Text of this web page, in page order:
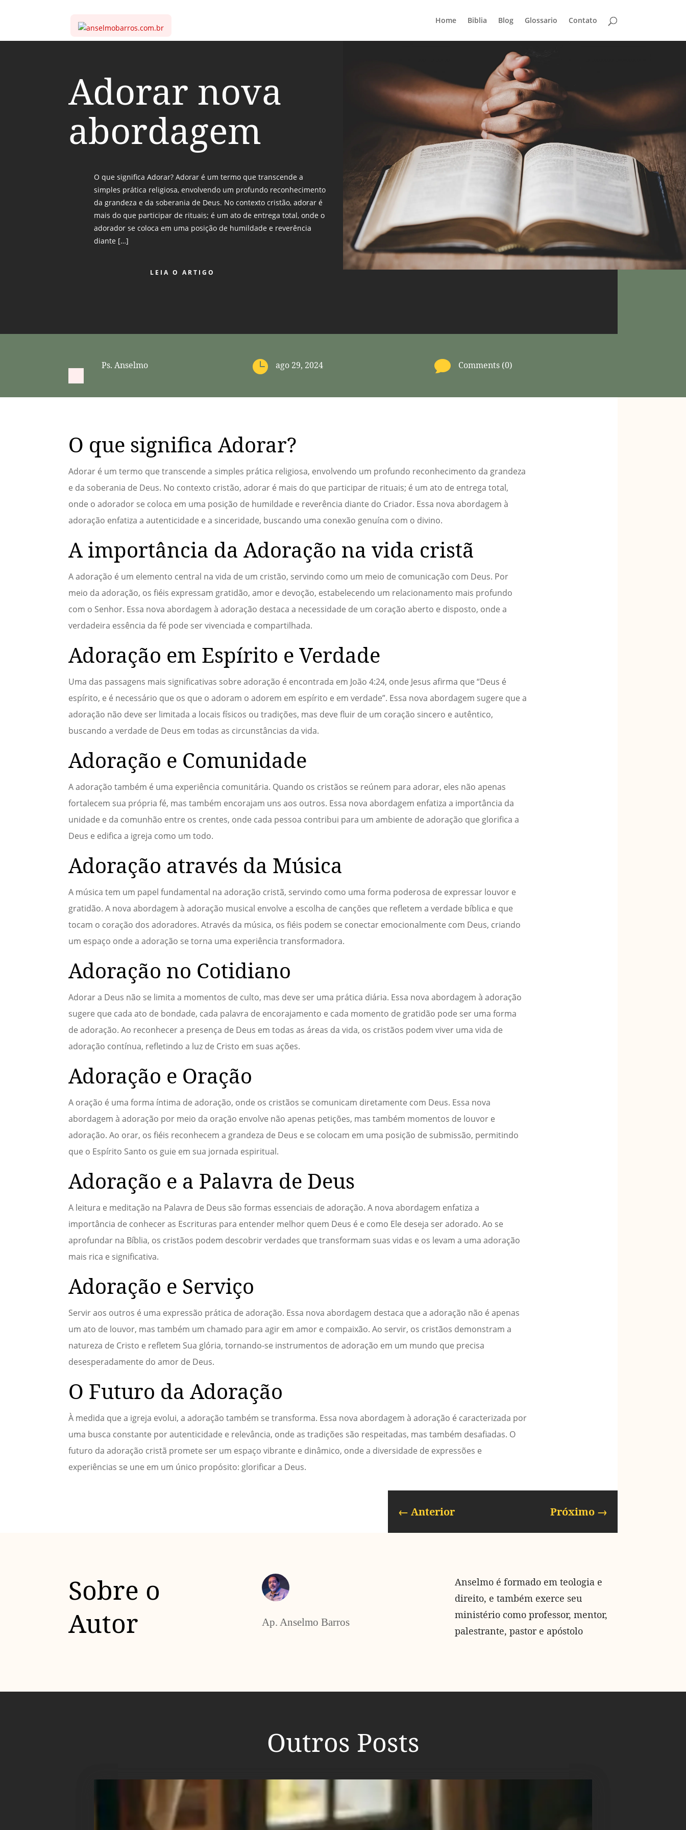
Home Biblia Blog Glossario Contato
Adorar nova
abordagem
O que significa Adorar? Adorar é um termo que transcende a
simples prática religiosa, envolvendo um profundo reconhecimento
da grandeza e da soberania de Deus. No contexto cristão, adorar é
mais do que participar de rituais; é um ato de entrega total, onde o
adorador se coloca em uma posição de humildade e reverência
diante […]
LEIA O ARTIGO
Ps. Anselmo  ago 29, 2024  Comments (0)
O que significa Adorar?
Adorar é um termo que transcende a simples prática religiosa, envolvendo um profundo reconhecimento da grandeza
e da soberania de Deus. No contexto cristão, adorar é mais do que participar de rituais; é um ato de entrega total,
onde o adorador se coloca em uma posição de humildade e reverência diante do Criador. Essa nova abordagem à
adoração enfatiza a autenticidade e a sinceridade, buscando uma conexão genuína com o divino.
A importância da Adoração na vida cristã
A adoração é um elemento central na vida de um cristão, servindo como um meio de comunicação com Deus. Por
meio da adoração, os fiéis expressam gratidão, amor e devoção, estabelecendo um relacionamento mais profundo
com o Senhor. Essa nova abordagem à adoração destaca a necessidade de um coração aberto e disposto, onde a
verdadeira essência da fé pode ser vivenciada e compartilhada.
Adoração em Espírito e Verdade
Uma das passagens mais significativas sobre adoração é encontrada em João 4:24, onde Jesus afirma que “Deus é
espírito, e é necessário que os que o adoram o adorem em espírito e em verdade”. Essa nova abordagem sugere que a
adoração não deve ser limitada a locais físicos ou tradições, mas deve fluir de um coração sincero e autêntico,
buscando a verdade de Deus em todas as circunstâncias da vida.
Adoração e Comunidade
A adoração também é uma experiência comunitária. Quando os cristãos se reúnem para adorar, eles não apenas
fortalecem sua própria fé, mas também encorajam uns aos outros. Essa nova abordagem enfatiza a importância da
unidade e da comunhão entre os crentes, onde cada pessoa contribui para um ambiente de adoração que glorifica a
Deus e edifica a igreja como um todo.
Adoração através da Música
A música tem um papel fundamental na adoração cristã, servindo como uma forma poderosa de expressar louvor e
gratidão. A nova abordagem à adoração musical envolve a escolha de canções que refletem a verdade bíblica e que
tocam o coração dos adoradores. Através da música, os fiéis podem se conectar emocionalmente com Deus, criando
um espaço onde a adoração se torna uma experiência transformadora.
Adoração no Cotidiano
Adorar a Deus não se limita a momentos de culto, mas deve ser uma prática diária. Essa nova abordagem à adoração
sugere que cada ato de bondade, cada palavra de encorajamento e cada momento de gratidão pode ser uma forma
de adoração. Ao reconhecer a presença de Deus em todas as áreas da vida, os cristãos podem viver uma vida de
adoração contínua, refletindo a luz de Cristo em suas ações.
Adoração e Oração
A oração é uma forma íntima de adoração, onde os cristãos se comunicam diretamente com Deus. Essa nova
abordagem à adoração por meio da oração envolve não apenas petições, mas também momentos de louvor e
adoração. Ao orar, os fiéis reconhecem a grandeza de Deus e se colocam em uma posição de submissão, permitindo
que o Espírito Santo os guie em sua jornada espiritual.
Adoração e a Palavra de Deus
A leitura e meditação na Palavra de Deus são formas essenciais de adoração. A nova abordagem enfatiza a
importância de conhecer as Escrituras para entender melhor quem Deus é e como Ele deseja ser adorado. Ao se
aprofundar na Bíblia, os cristãos podem descobrir verdades que transformam suas vidas e os levam a uma adoração
mais rica e significativa.
Adoração e Serviço
Servir aos outros é uma expressão prática de adoração. Essa nova abordagem destaca que a adoração não é apenas
um ato de louvor, mas também um chamado para agir em amor e compaixão. Ao servir, os cristãos demonstram a
natureza de Cristo e refletem Sua glória, tornando-se instrumentos de adoração em um mundo que precisa
desesperadamente do amor de Deus.
O Futuro da Adoração
À medida que a igreja evolui, a adoração também se transforma. Essa nova abordagem à adoração é caracterizada por
uma busca constante por autenticidade e relevância, onde as tradições são respeitadas, mas também desafiadas. O
futuro da adoração cristã promete ser um espaço vibrante e dinâmico, onde a diversidade de expressões e
experiências se une em um único propósito: glorificar a Deus.
← Anterior Próximo→
Sobre o
Autor
Ap. Anselmo Barros
Anselmo é formado em teologia e
direito, e também exerce seu
ministério como professor, mentor,
palestrante, pastor e apóstolo
Outros Posts